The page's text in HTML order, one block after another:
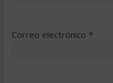
Correo electrónico *